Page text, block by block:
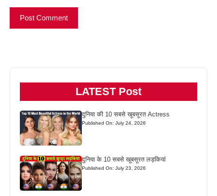
LATEST Post
दुनिया की 10 सबसे खूबसूरत Actress
Published On: July 24, 2026
दुनिया के 10 सबसे खूबसूरत लड़कियां
Published On: July 23, 2026